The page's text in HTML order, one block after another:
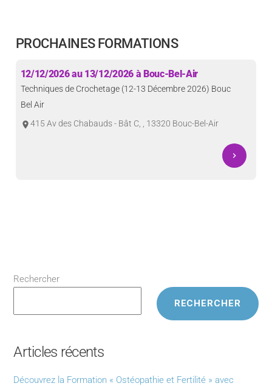
PROCHAINES FORMATIONS
12/12/2026 au 13/12/2026 à Bouc-Bel-Air
Techniques de Crochetage (12-13 Décembre 2026) Bouc
Bel Air
room415 Av des Chabauds - Bât C, , 13320 Bouc-Bel-Air
navigate_next
Rechercher
RECHERCHER
Articles récents
Découvrez la Formation « Ostéopathie et Fertilité » avec